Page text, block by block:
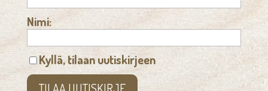
Nimi:
Kyllä, tilaan uutiskirjeen